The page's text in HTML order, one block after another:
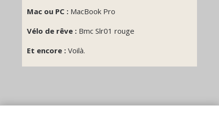
Mac ou PC : MacBook Pro
Vélo de rêve : Bmc Slr01 rouge
Et encore :Voilà.